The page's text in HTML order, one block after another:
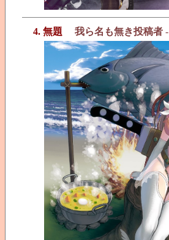
4. 無題 我ら名も無き投稿者